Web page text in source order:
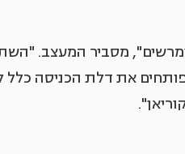
מסביר המעצב.
את דלת הכניסה כלל